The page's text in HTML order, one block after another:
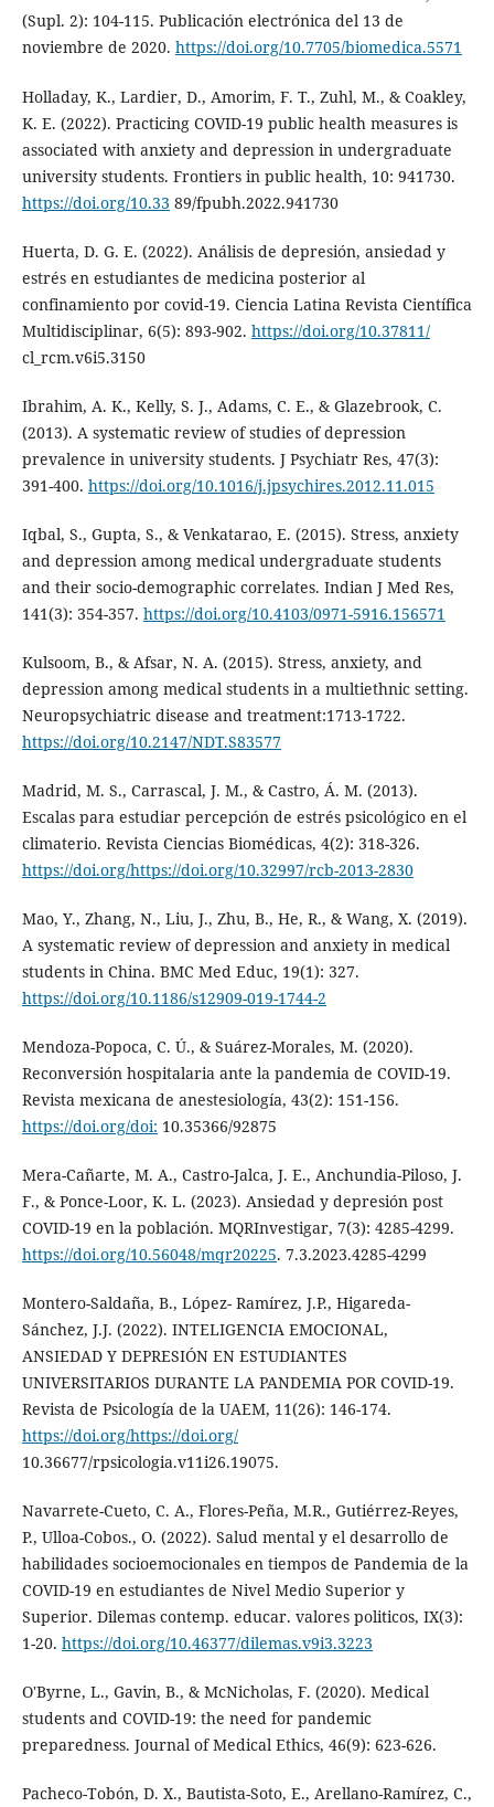
(Supl. 2): 104-115. Publicación electrónica del 13 de
noviembre de 2020. https://doi.org/10.7705/biomedica.5571
Holladay, K., Lardier, D., Amorim, F. T., Zuhl, M., & Coakley,
K. E. (2022). Practicing COVID-19 public health measures is
associated with anxiety and depression in undergraduate
university students. Frontiers in public health, 10: 941730.
https://doi.org/10.33 89/fpubh.2022.941730
Huerta, D. G. E. (2022). Análisis de depresión, ansiedad y
estrés en estudiantes de medicina posterior al
confinamiento por covid-19. Ciencia Latina Revista Científica
Multidisciplinar, 6(5): 893-902. https://doi.org/10.37811/
cl_rcm.v6i5.3150
Ibrahim, A. K., Kelly, S. J., Adams, C. E., & Glazebrook, C.
(2013). A systematic review of studies of depression
prevalence in university students. J Psychiatr Res, 47(3):
391-400. https://doi.org/10.1016/j.jpsychires.2012.11.015
Iqbal, S., Gupta, S., & Venkatarao, E. (2015). Stress, anxiety
and depression among medical undergraduate students
and their socio-demographic correlates. Indian J Med Res,
141(3): 354-357. https://doi.org/10.4103/0971-5916.156571
Kulsoom, B., & Afsar, N. A. (2015). Stress, anxiety, and
depression among medical students in a multiethnic setting.
Neuropsychiatric disease and treatment:1713-1722.
https://doi.org/10.2147/NDT.S83577
Madrid, M. S., Carrascal, J. M., & Castro, Á. M. (2013).
Escalas para estudiar percepción de estrés psicológico en el
climaterio. Revista Ciencias Biomédicas, 4(2): 318-326.
https://doi.org/https://doi.org/10.32997/rcb-2013-2830
Mao, Y., Zhang, N., Liu, J., Zhu, B., He, R., & Wang, X. (2019).
A systematic review of depression and anxiety in medical
students in China. BMC Med Educ, 19(1): 327.
https://doi.org/10.1186/s12909-019-1744-2
Mendoza-Popoca, C. Ú., & Suárez-Morales, M. (2020).
Reconversión hospitalaria ante la pandemia de COVID-19.
Revista mexicana de anestesiología, 43(2): 151-156.
https://doi.org/doi: 10.35366/92875
Mera-Cañarte, M. A., Castro-Jalca, J. E., Anchundia-Piloso, J.
F., & Ponce-Loor, K. L. (2023). Ansiedad y depresión post
COVID-19 en la población. MQRInvestigar, 7(3): 4285-4299.
https://doi.org/10.56048/mqr20225. 7.3.2023.4285-4299
Montero-Saldaña, B., López- Ramírez, J.P., Higareda-
Sánchez, J.J. (2022). INTELIGENCIA EMOCIONAL,
ANSIEDAD Y DEPRESIÓN EN ESTUDIANTES
UNIVERSITARIOS DURANTE LA PANDEMIA POR COVID-19.
Revista de Psicología de la UAEM, 11(26): 146-174.
https://doi.org/https://doi.org/
10.36677/rpsicologia.v11i26.19075.
Navarrete-Cueto, C. A., Flores-Peña, M.R., Gutiérrez-Reyes,
P., Ulloa-Cobos., O. (2022). Salud mental y el desarrollo de
habilidades socioemocionales en tiempos de Pandemia de la
COVID-19 en estudiantes de Nivel Medio Superior y
Superior. Dilemas contemp. educar. valores politicos, IX(3):
1-20. https://doi.org/10.46377/dilemas.v9i3.3223
O'Byrne, L., Gavin, B., & McNicholas, F. (2020). Medical
students and COVID-19: the need for pandemic
preparedness. Journal of Medical Ethics, 46(9): 623-626.
Pacheco-Tobón, D. X., Bautista-Soto, E., Arellano-Ramírez, C.,